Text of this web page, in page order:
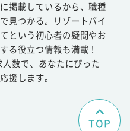
掲載しているから、職種
見つかる。リゾートバイ
という初心者の疑問やお
る役立つ情報も満載！
数で、あなたにぴった
援します。
TOP